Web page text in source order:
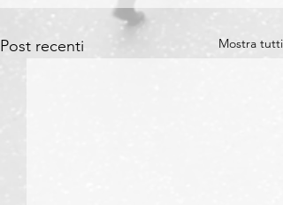
Post recenti Mostra tutti